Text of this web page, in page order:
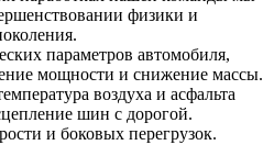
физики и
параметров автомобиля,
мощности и снижение массы.
воздуха и асфальта
шин с дорогой.
и боковых перегрузок.